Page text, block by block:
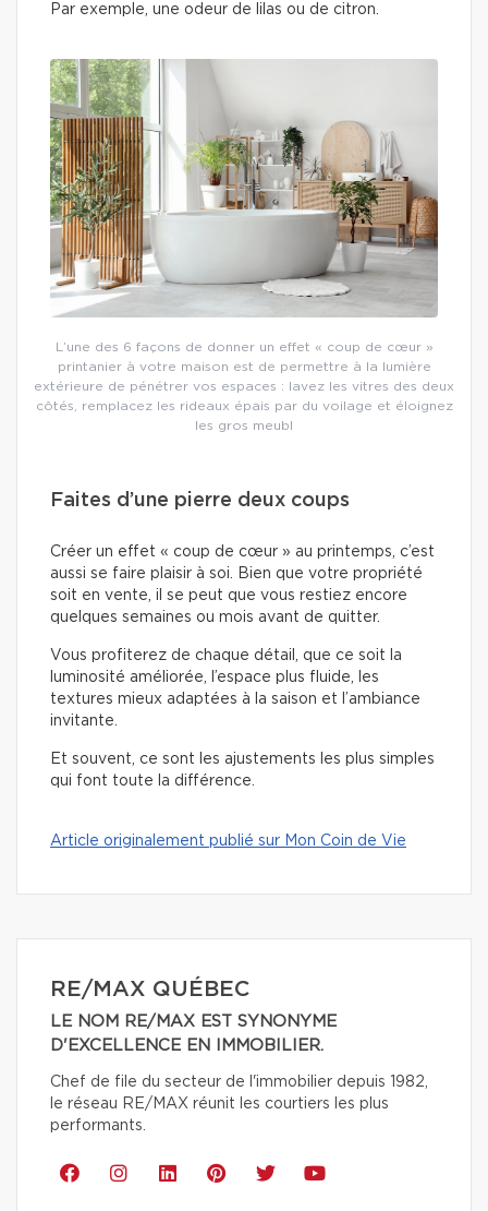
Par exemple, une odeur de lilas ou de citron.
L’une des 6 façons de donner un effet « coup de cœur »
printanier à votre maison est de permettre à la lumière
extérieure de pénétrer vos espaces : lavez les vitres des deux
côtés, remplacez les rideaux épais par du voilage et éloignez
les gros meubl
Faites d’une pierre deux coups
Créer un effet « coup de cœur » au printemps, c’est
aussi se faire plaisir à soi. Bien que votre propriété
soit en vente, il se peut que vous restiez encore
quelques semaines ou mois avant de quitter.
Vous profiterez de chaque détail, que ce soit la
luminosité améliorée, l’espace plus fluide, les
textures mieux adaptées à la saison et l’ambiance
invitante.
Et souvent, ce sont les ajustements les plus simples
qui font toute la différence.
Article originalement publié sur Mon Coin de Vie
RE/MAX QUÉBEC
LE NOM RE/MAX EST SYNONYME
D'EXCELLENCE EN IMMOBILIER.
Chef de file du secteur de l'immobilier depuis 1982,
le réseau RE/MAX réunit les courtiers les plus
performants.